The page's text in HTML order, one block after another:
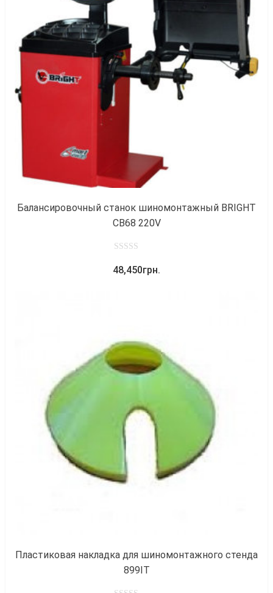
Балансировочный станок шиномонтажный BRIGHT
CB68 220V
out
48,450грн.
Пластиковая накладка для шиномонтажного стенда
899IT